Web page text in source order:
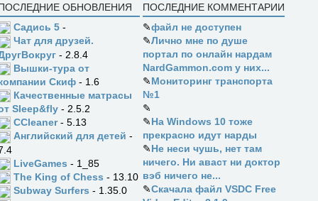
ОБНОВЛЕНИЯ
Садись 5 -
Чат для друзей.
- 2.8.4
Вышки-тура от
Скиф - 1.6
Качественные матрасы
Sleep&fly - 2.5.2
CCleaner- 5.13
Английский для детей -
LiveGames - 1_85
The King of Chess - 13.10
Subway Surfers - 1.35.0
ПОСЛЕДНИЕ КОММЕНТАРИИ
✎файл не доступен
✎Лично мне по душе
портал по онлайн нардам
NardGammon.com у них...
✎Мониторинг транспорта
№1
✎
✎На Windows 10 тоже
прекрасно идут нарды
✎Не неси чушь, нет там
ничего. Ни аваст ни доктор
вэб ничего не...
✎Скачала файл VSDC Free